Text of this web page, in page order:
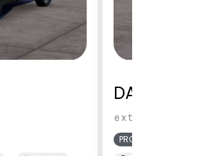
DACIA
extreme
PRONTA CONSEGNA